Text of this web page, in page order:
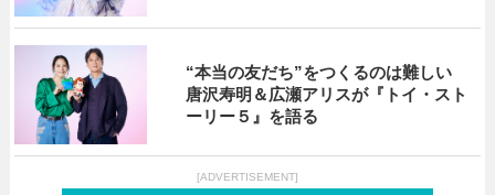
“本当の友だち”をつくるのは難しい
唐沢寿明＆広瀬アリスが『トイ・スト
ーリー５』を語る
[ADVERTISEMENT]